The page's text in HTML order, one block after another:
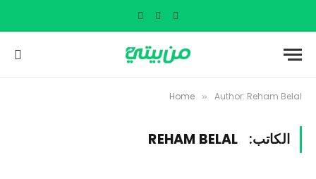
Facebook
Twitter
Instagram
Home » Author: Reham Belal
الكاتب: REHAM BELAL